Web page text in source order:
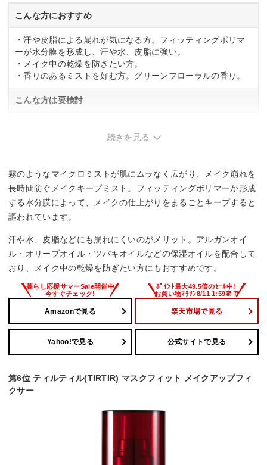
こんな方におすすめ
・汗や皮脂による崩れが気になる方。フィッティングポリマ
ーが水分膜を形成し、汗や水、皮脂に強い。
・メイク中の乾燥を防ぎたい方。
・香りのあるミストを好む方。グリーンフローラルの香り。
こんな方は要検討
・ミストの粒度が細かいものを求める方。
続きを見る
霧のようなマイクロミストが肌にムラなく広がり、メイク崩れを
長時間防ぐメイクキープミスト。フィッティングポリマーが形成
する水分膜によって、メイクの仕上がりをまるごとキープすると
謳われています。
汗や水、皮脂などにも崩れにくいのがメリット。アルガンオイ
ル・オリーブオイル・ツバキオイルなどの保湿オイルを配合して
おり、メイク中の乾燥を防ぎたい方にもおすすめです。
Amazonで見る 楽天市場で見る
Yahoo!で見る 公式サイトで見る
第6位 ティルティル(TIRTIR) マスクフィット メイクアップフィ
クサー